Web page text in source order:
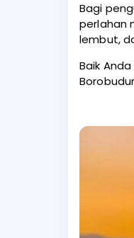
Bagi
perlahan
lembut,
Baik